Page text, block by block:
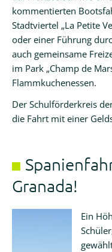
kommentierten
Stadtviertel „La Petite
oder einer Führung
auch gemeinsame
im Park „Champ de
Flammkuchenessen.
Der Schulförderkreis
die Fahrt mit einer
Granada!
Ein